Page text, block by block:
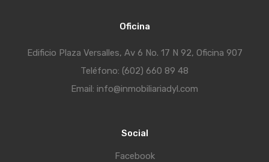
Oficina
Edificio Plaza Versalles, Av 6 No. 17 N 92, Oficina 907
Teléfono: (602) 660 89 48
Email: info@inmobiliariadyl.com
Social
Facebook